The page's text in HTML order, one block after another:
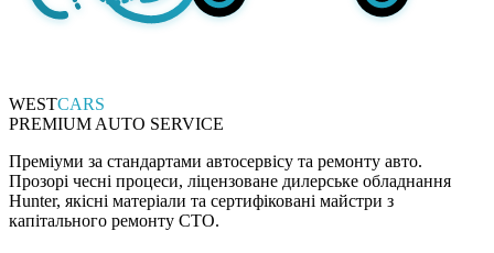
WESTCARS
PREMIUM AUTO SERVICE
Преміуми за стандартами автосервісу та ремонту авто.
Прозорі чесні процеси, ліцензоване дилерське обладнання
Hunter, якісні матеріали та сертифіковані майстри з
капітального ремонту СТО.